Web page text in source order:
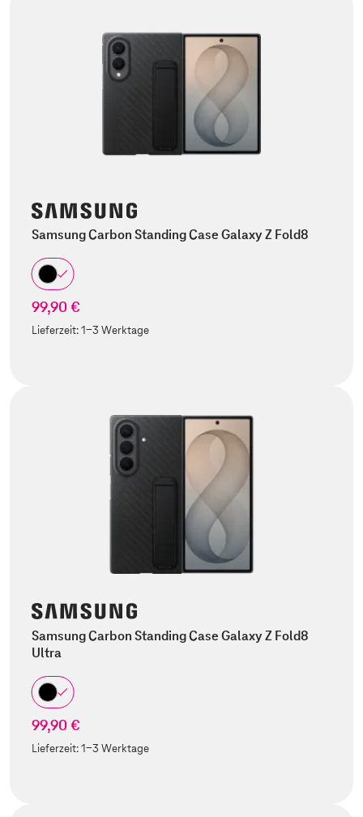
Samsung Carbon Standing Case Galaxy Z Fold8
99,90 €
Lieferzeit:1-3 Werktage
Samsung Carbon Standing Case Galaxy Z Fold8
Ultra
99,90 €
Lieferzeit:1-3 Werktage